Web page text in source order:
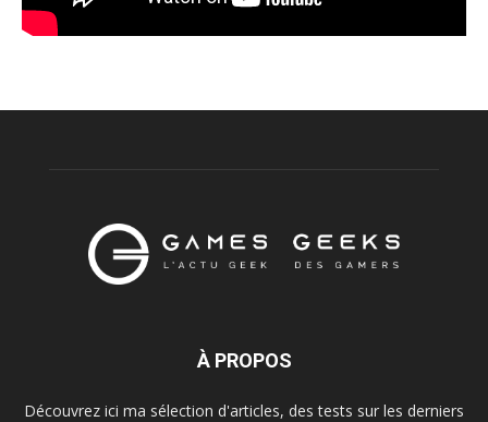
À PROPOS
Découvrez ici ma sélection d'articles, des tests sur les derniers